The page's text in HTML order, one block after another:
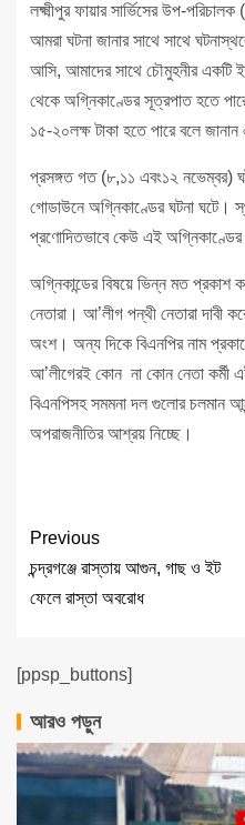
লক্ষ্মীপুর ফায়ার সার্ভিসের উপ-
আমরা ঘটনা জানার সাথে সাথে
আসি, আমাদের সাথে চৌমুহনীর একটি
থেকে অগ্নিকাণ্ডের সূত্রপাত হতে
১৫-২০লক্ষ টাকা হতে পারে বলে জানান
প্রসঙ্গত গত (৮,১১ এবং১২ নভেম্বর)
গোডাউনে অগ্নিকাণ্ডের ঘটনা ঘটে।
প্রণোদিতভাবে কেউ এই অগ্নিকাণ্ডের
অগ্নিকান্ডের বিষয়ে ভিন্ন মত প্রকাশ
নেতারা। আ’লীগ পন্থী নেতারা দাবী
অংশ। অন্য দিকে বিএনপির নাম
আ’লীগেরই কোন না কোন নেতা কর্মী
বিএনপিসহ সমমনা দল গুলোর চলমান
অপরাজনীতির আশ্রয় নিচ্ছে।
Previous
চন্দ্রগঞ্জে রাস্তায় আগুন, গাছ ও ইট
ফেলে রাস্তা অবরোধ
[ppsp_buttons]
আরও পড়ুন